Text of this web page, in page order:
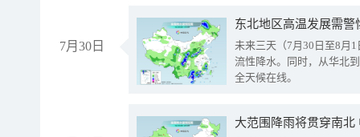
7月30日
东北地区高温发展需
未来三天（7月30日至8月
流性降水。同时，从华北
全天候在线。
大范围降雨将贯穿南